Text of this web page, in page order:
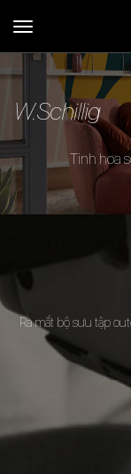
W.Schillig
Tinh hoa
Ra mắt bộ sưu tập